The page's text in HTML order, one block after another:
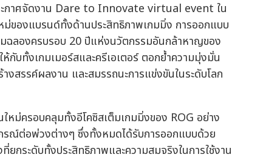
ะกาศจัดงาน Dare to Innovate virtual event ใน
ของแบรนด์ทั้งด้านประสิทธิภาพเกมมิ่ง การออกแบบ
ฉลองครบรอบ 20 ปีแห่งนวัตกรรมอันกล้าหาญของ
กับทั้งเกมเมอร์สและครีเอเตอร์ ตอกย้ำความมุ่งมั่น
งสรรค์ผลงาน และสมรรถนะการแข่งขันในระดับโลก
ใหม่ครอบคลุมทั้งอีโคซิสเต็มเกมมิ่งของ ROG อย่าง
รณ์ต่อพ่วงต่างๆ ซึ่งทั้งหมดได้รับการออกแบบด้วย
กระดับทั้งประสิทธิภาพและความสมจริงในการใช้งาน